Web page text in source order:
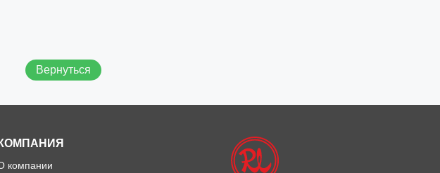
Вернуться
КОМПАНИЯ
компании